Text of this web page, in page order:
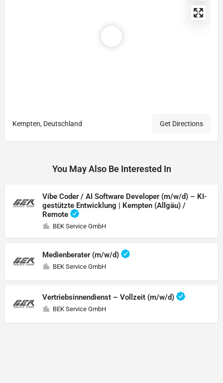
Kempten, Deutschland Get Directions
You May Also Be Interested In
Vibe Coder / AI Software Developer (m/w/d) – KI-
gestützte Entwicklung | Kempten (Allgäu) /
Remote
BEK Service GmbH
Medienberater (m/w/d)
BEK Service GmbH
Vertriebsinnendienst – Vollzeit (m/w/d)
BEK Service GmbH